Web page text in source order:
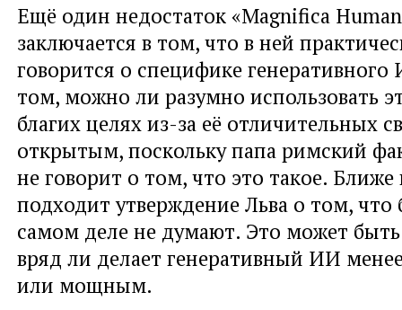
Ещё один недостаток «Magnifica
заключается в том, что в ней
говорится о специфике
том, можно ли разумно использовать
благих целях из-за её отличительных
открытым, поскольку папа римский
не говорит о том, что это такое. Ближе
подходит утверждение Льва о том,
самом деле не думают. Это может
вряд ли делает генеративный ИИ
или мощным.